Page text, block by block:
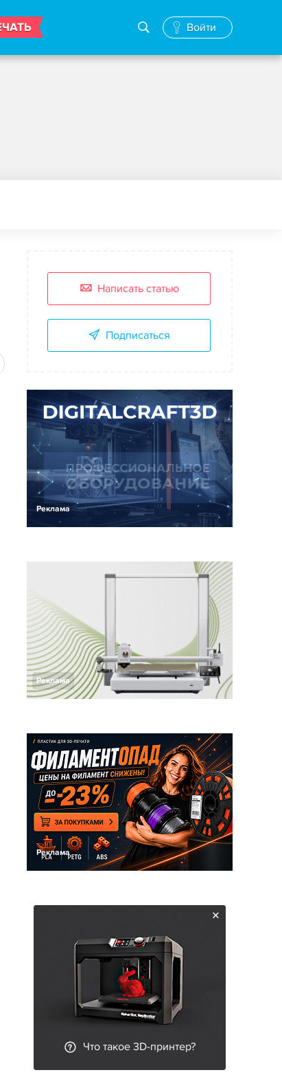
Войти
Написать статью
Подписаться
Реклама
Реклама
Реклама
Что такое 3D-принтер?